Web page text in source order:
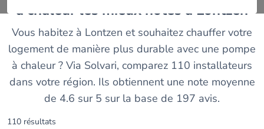
à chaleur les mieux notés à Lontzen
Vous habitez à Lontzen et souhaitez chauffer votre
logement de manière plus durable avec une pompe
à chaleur ? Via Solvari, comparez 110 installateurs
dans votre région. Ils obtiennent une note moyenne
de 4.6 sur 5 sur la base de 197 avis.
110 résultats